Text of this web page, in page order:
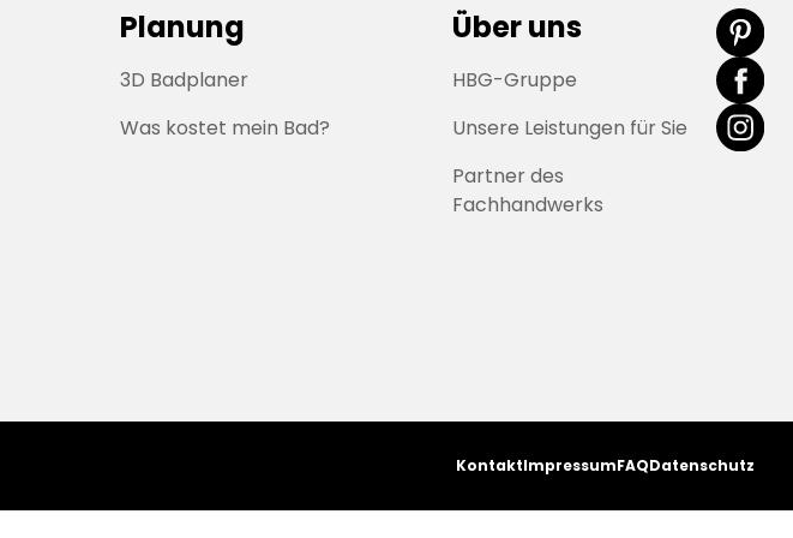
Planung
3D Badplaner
Was kostet mein Bad?
Über uns
HBG-Gruppe
Unsere Leistungen für Sie
Partner des
Fachhandwerks
KontaktImpressumFAQDatenschutz